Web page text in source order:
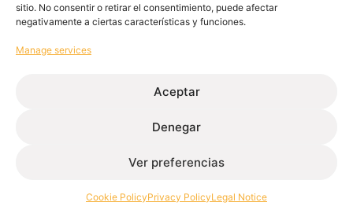
sitio. No consentir o retirar el consentimiento, puede afectar
negativamente a ciertas características y funciones.
Manage services
Aceptar
Denegar
Ver preferencias
Cookie PolicyPrivacy PolicyLegal Notice
© Extrugasa 2026 • Web design Disomnia studio
Ethical channelPrivacy PolicyCookie Policy